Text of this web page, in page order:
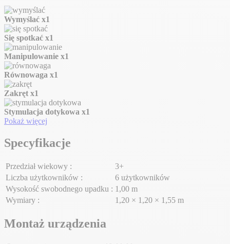
Wymyślać x1
Się spotkać x1
Manipulowanie x1
Równowaga x1
Zakręt x1
Stymulacja dotykowa x1
Pokaż więcej
Specyfikacje
Przedział wiekowy :
3+
Liczba użytkowników :
6 użytkowników
Wysokość swobodnego upadku : 1,00 m
Wymiary :
1,20 × 1,20 × 1,55 m
Montaż urządzenia